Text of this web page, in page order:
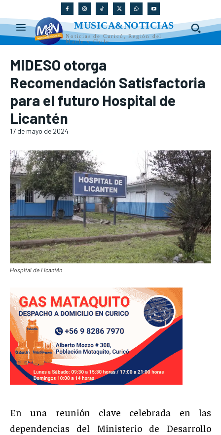
MUSICA&NOTICIAS
Noticias de Curicó, Región del
Maule y Chile
MIDESO otorga
Recomendación Satisfactoria
para el futuro Hospital de
Licantén
17 de mayo de 2024
Hospital de Licantén
En una reunión clave celebrada en las
dependencias del Ministerio de Desarrollo